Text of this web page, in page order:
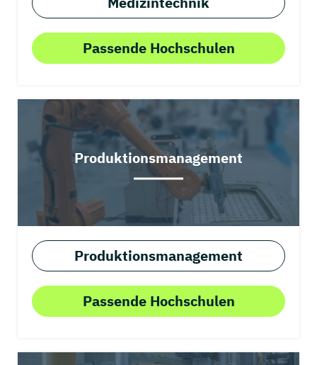
Passende Hochschulen
Produktionsmanagement
Produktionsmanagement
Passende Hochschulen